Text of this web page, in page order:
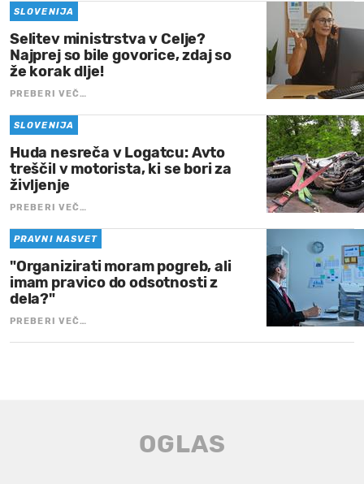
SLOVENIJA
Selitev ministrstva v Celje?
Najprej so bile govorice, zdaj so
že korak dlje!
PREBERI VEČ…
SLOVENIJA
Huda nesreča v Logatcu: Avto
treščil v motorista, ki se bori za
življenje
PREBERI VEČ…
PRAVNI NASVET
"Organizirati moram pogreb, ali
imam pravico do odsotnosti z
dela?"
PREBERI VEČ…